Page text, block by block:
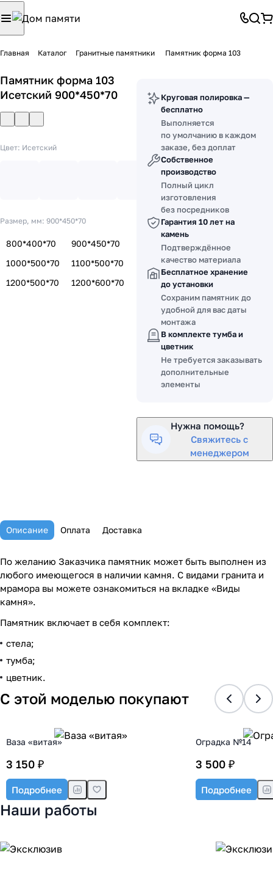
Главная Каталог Гранитные памятники Памятник форма 103
Памятник форма 103
Исетский 900*450*70
Цвет: Исетский
Размер, мм: 900*450*70
800*400*70
900*450*70
1000*500*70
1100*500*70
1200*500*70
1200*600*70
Круговая полировка —
бесплатно
Выполняется
по умолчанию в каждом
заказе, без доплат
Собственное
производство
Полный цикл
изготовления
без посредников
Гарантия 10 лет на
камень
Подтверждённое
качество материала
Бесплатное хранение
до установки
Сохраним памятник до
удобной для вас даты
монтажа
В комплекте тумба и
цветник
Не требуется заказывать
дополнительные
элементы
Нужна помощь?
Свяжитесь с
менеджером
Описание Оплата Доставка
По желанию Заказчика памятник может быть выполнен из
любого имеющегося в наличии камня. С видами гранита и
мрамора вы можете ознакомиться на вкладке «Виды
камня».
Памятник включает в себя комплект:
стела;
тумба;
цветник.
С этой моделью покупают
Ваза «витая»
3 150 ₽
Подробнее
Оградка №14
3 500 ₽
Подробнее
Наши работы